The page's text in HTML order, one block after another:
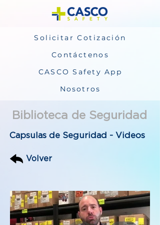
Solicitar Cotización
Contáctenos
CASCO Safety App
Nosotros
Biblioteca de Seguridad
Capsulas de Seguridad - Videos
Volver